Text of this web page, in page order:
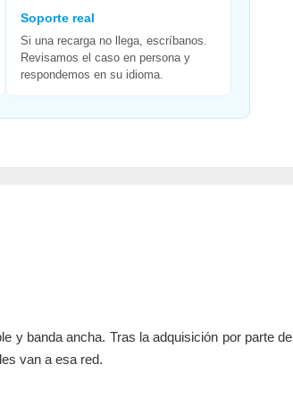
Soporte real
Si una recarga no llega, escríbanos.
Revisamos el caso en persona y
respondemos en su idioma.
y banda ancha. Tras la adquisición por parte de
van a esa red.